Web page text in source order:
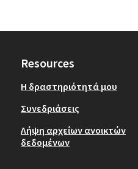
Resources
Η δραστηριότητά μου
Συνεδριάσεις
Λήψη αρχείων ανοικτών
δεδομένων